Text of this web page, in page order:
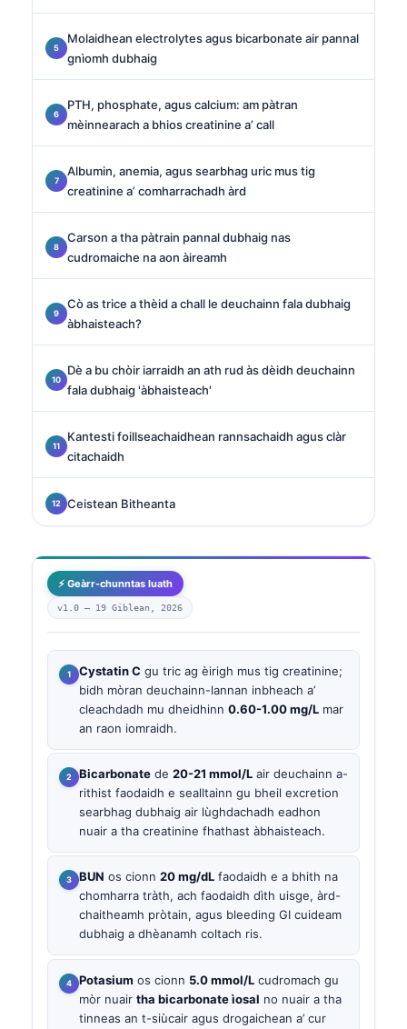
Molaidhean electrolytes agus bicarbonate air pannal
gnìomh dubhaig
PTH, phosphate, agus calcium: am pàtran
mèinnearach a bhios creatinine a’ call
Albumin, anemia, agus searbhag uric mus tig
creatinine a’ comharrachadh àrd
Carson a tha pàtrain pannal dubhaig nas
cudromaiche na aon àireamh
Cò as trice a thèid a chall le deuchainn fala dubhaig
àbhaisteach?
Dè a bu chòir iarraidh an ath rud às dèidh deuchainn
fala dubhaig 'àbhaisteach'
Kantesti foillseachaidhean rannsachaidh agus clàr
citachaidh
Ceistean Bitheanta
⚡ Geàrr-chunntas luath
v1.0 — 19 Giblean, 2026
Cystatin C gu tric ag èirigh mus tig creatinine;
bidh mòran deuchainn-lannan inbheach a’
cleachdadh mu dheidhinn 0.60-1.00 mg/L mar
an raon iomraidh.
Bicarbonate de 20-21 mmol/L air deuchainn a-
rithist faodaidh e sealltainn gu bheil excretion
searbhag dubhaig air lùghdachadh eadhon
nuair a tha creatinine fhathast àbhaisteach.
BUN os cionn 20 mg/dL faodaidh e a bhith na
chomharra tràth, ach faodaidh dìth uisge, àrd-
chaitheamh pròtain, agus bleeding GI cuideam
dubhaig a dhèanamh coltach ris.
Potasium os cionn 5.0 mmol/L cudromach gu
mòr nuair tha bicarbonate ìosal no nuair a tha
tinneas an t-siùcair agus drogaichean a’ cur